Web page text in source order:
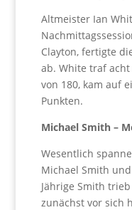
Altmeister Ian
Clayton, fertigte
ab. White traf
von 180, kam auf
Punkten.
Michael Smith –
Wesentlich
Michael Smith
Jährige Smith
zunächst vor sich